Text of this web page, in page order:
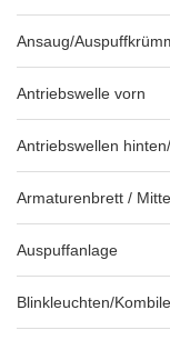
Ansaug/
Antriebswelle vorn
Antriebswellen
Armaturenbrett /
Auspuffanlage
Blinkleuchten/